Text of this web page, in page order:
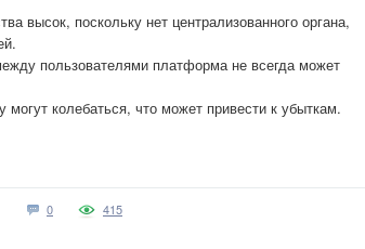
высок, поскольку нет централизованного органа,
пользователями платформа не всегда может
колебаться, что может привести к убыткам.
0 415